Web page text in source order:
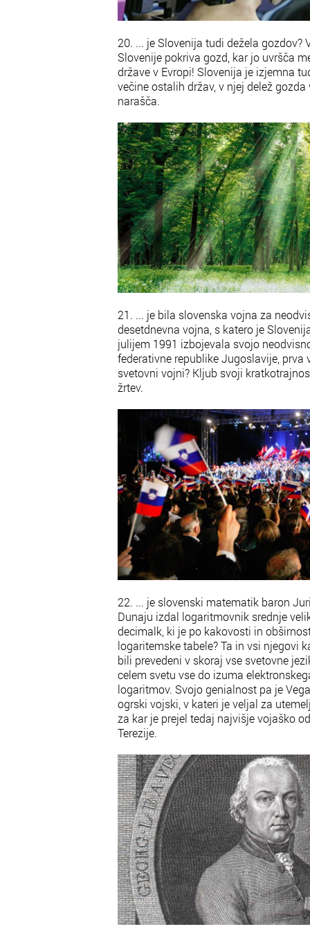
20. ... je Slovenija tudi dežela gozdov?
Slovenije pokriva gozd, kar jo uvršča
države v Evropi! Slovenija je izjemna
večine ostalih držav, v njej delež
narašča.
21. ... je bila slovenska vojna za
desetdnevna vojna, s katero je
julijem 1991 izbojevala svojo
federativne republike Jugoslavije, prva
svetovni vojni? Kljub svoji
žrtev.
22. ... je slovenski matematik baron
Dunaju izdal logaritmovnik srednje
decimalk, ki je po kakovosti in
logaritemske tabele? Ta in vsi njegovi
bili prevedeni v skoraj vse svetovne
celem svetu vse do izuma
logaritmov. Svojo genialnost pa je
ogrski vojski, v kateri je veljal za
za kar je prejel tedaj najvišje vojaško
Terezije.